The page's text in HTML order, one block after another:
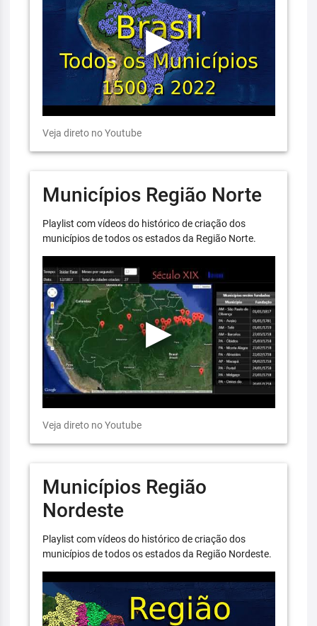
Veja direto no Youtube
Municípios Região Norte
Playlist com vídeos do histórico de criação dos
municípios de todos os estados da Região Norte.
Veja direto no Youtube
Municípios Região
Nordeste
Playlist com vídeos do histórico de criação dos
municípios de todos os estados da Região Nordeste.